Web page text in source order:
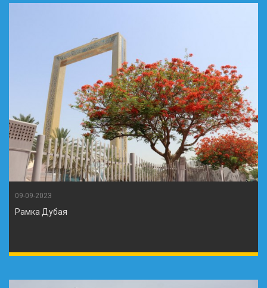
09-09-2023
Рамка Дубая